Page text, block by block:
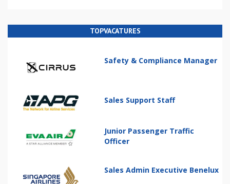
TOPVACATURES
Safety & Compliance Manager
Sales Support Staff
Junior Passenger Traffic
Officer
Sales Admin Executive Benelux